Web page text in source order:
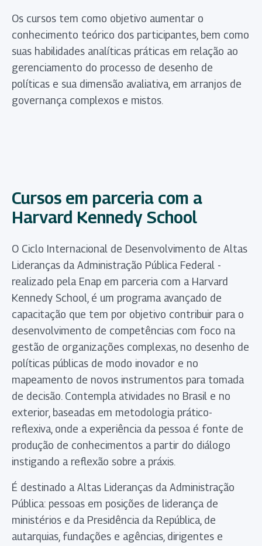
Os cursos tem como objetivo aumentar o
conhecimento teórico dos participantes, bem como
suas habilidades analíticas práticas em relação ao
gerenciamento do processo de desenho de
políticas e sua dimensão avaliativa, em arranjos de
governança complexos e mistos.
Cursos em parceria com a
Harvard Kennedy School
O Ciclo Internacional de Desenvolvimento de Altas
Lideranças da Administração Pública Federal -
realizado pela Enap em parceria com a Harvard
Kennedy School, é um programa avançado de
capacitação que tem por objetivo contribuir para o
desenvolvimento de competências com foco na
gestão de organizações complexas, no desenho de
políticas públicas de modo inovador e no
mapeamento de novos instrumentos para tomada
de decisão. Contempla atividades no Brasil e no
exterior, baseadas em metodologia prático-
reflexiva, onde a experiência da pessoa é fonte de
produção de conhecimentos a partir do diálogo
instigando a reflexão sobre a práxis.
É destinado a Altas Lideranças da Administração
Pública: pessoas em posições de liderança de
ministérios e da Presidência da República, de
autarquias, fundações e agências, dirigentes e